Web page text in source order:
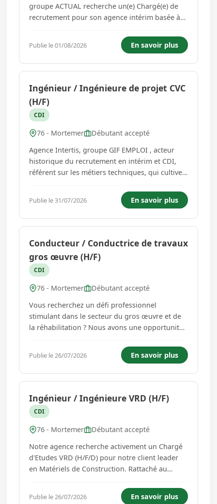
groupe ACTUAL recherche un(e) Chargé(e) de
recrutement pour son agence intérim basée à
4 mois à pourvoir dès que possible.À ce poste,
vous jouerez un rôle clé dans l'ensemble du
processus de recrute...
Publie le 01/08/2026 En savoir plus
Ingénieur / Ingénieure de projet CVC
(H/F)
CDI
76 - Mortemer
Débutant accepté
Agence Intertis, groupe GIF EMPLOI , acteur
historique du recrutement en intérim et CDI,
référent sur les métiers techniques, qui cultive
les acteurs de la formation pour un
accompagnement long terme.Dans le cadre
d'une accroissement d'activité, ...
Publie le 31/07/2026 En savoir plus
Conducteur / Conductrice de travaux
gros œuvre (H/F)
CDI
76 - Mortemer
Débutant accepté
Vous recherchez un défi professionnel
stimulant dans le secteur du gros œuvre et de
la réhabilitation ? Nous avons une opportunité
actuellement pour notre client leader en Gros
Œuvre et Réhabilitation un Dessinateur
Méthodes (H/F/D).Le poste :En ta...
Publie le 26/07/2026 En savoir plus
Ingénieur / Ingénieure VRD (H/F)
CDI
76 - Mortemer
Débutant accepté
Notre agence recherche activement un Chargé
d'Etudes VRD (H/F/D) pour notre client leader
en Matériels de Construction. Rattaché au
réalisation des études en terrassement, VRD et
Publie le 26/07/2026 En savoir plus